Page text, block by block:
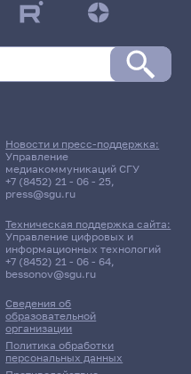
Сведения об
образовательной
организации
Политика обработки
персональных данных
Новости и пресс-поддержка:
Управление
медиакоммуникаций СГУ
+7 (8452) 21 - 06 - 25,
press@sgu.ru
Техническая поддержка сайта:
Управление цифровых и
информационных технологий
+7 (8452) 21 - 06 - 64,
bessonov@sgu.ru